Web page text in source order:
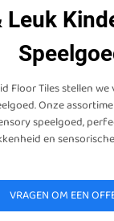
Leuk
Floor Tiles stellen
Onze
speelgoed,
en
VRAGEN OM EEN